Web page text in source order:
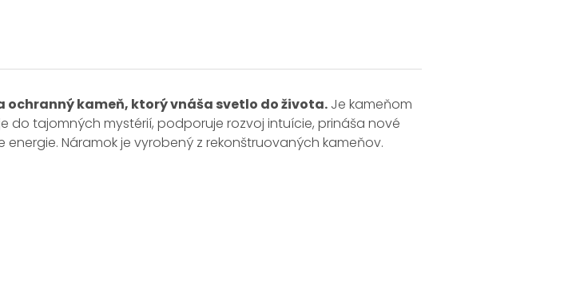
kameň, ktorý vnáša svetlo do života. Je kameňom
do tajomných mystérií, podporuje rozvoj intuície, prináša nové
Náramok je vyrobený z rekonštruovaných kameňov.